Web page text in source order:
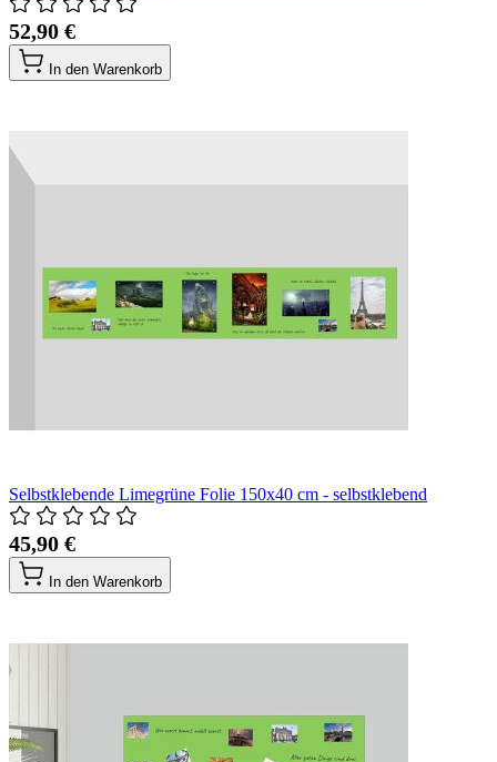
52,90 €
In den Warenkorb
Selbstklebende Limegrüne Folie 150x40 cm - selbstklebend
45,90 €
In den Warenkorb